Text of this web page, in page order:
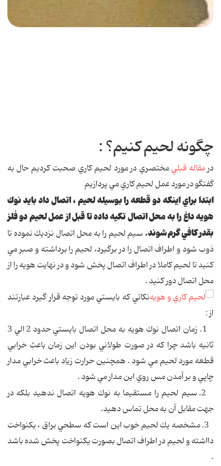
چگونه لحيم کنيم؟ :
درمقاله قبليمختصري در مورد لحيم کاري صحبت کرديم حال به
گفتگو در مورد عمل لحيم کاري مي پردازيم
ابتدا براي اينكه دو قطعه را بوسيله لحيم ، اتصال داد بايد نوك
هويه داغ را به محل اتصال تكيه داده تا قبل از عمل لحيم دو فلز
بقدر كافي گرم شوند.سيم لحيم را به محل اتصال نزديك نموده تا
ذوب شود و اطراف اتصال را در برگيرد، لحيم را برداشته و صبر مي
كنيد تا لحيم كاملا در اطراف اتصال پخش شود و در نهايت هويه را از
محل اتصال دور كنيد .
نكاتي كه بايستي مورد توجه قرار گيرد عبارتند
از :
1. زمان اتصال نوك هويه به محل اتصال بايستي حدود 2 الي 3
ثانيه باشد چرا كه در صورت طولاني بودن اين زمان باعث خرابي
قطعه مورد لحيم مي شود . همچنين حرارت زياد باعث خرابي مدار
چاپي و بر آمدن مس روي اين مدار مي شود .
2. سيم لحيم را مستقيما به نوك هويه اتصال ندهيد بلكه در
جهت مقابل آن به محل تماس دهيد.
3. مشخصه يك لحيم خوب اين است كه سطحي براق ، يكنواخت
دااشته و لحيم در اطراف اتصال بصورت يكنواخت پخش شده باشد
.